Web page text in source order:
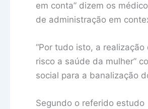
em conta” dizem os
de administração em
“Por tudo isto, a
risco a saúde da mulher”
social para a banalização
Segundo o referido